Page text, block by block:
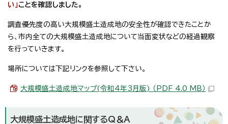
い」ことを確認しました。
調査優先度の高い大規模盛土造成地の安全性が確認できたことか
ら、市内全ての大規模盛土造成地について当面変状などの経過観察
を行っていきます。
場所については下記リンクを参照して下さい。
大規模盛土造成地マップ(令和4年3月版) （PDF 4.0 MB）
大規模盛土造成地に関するQ＆A